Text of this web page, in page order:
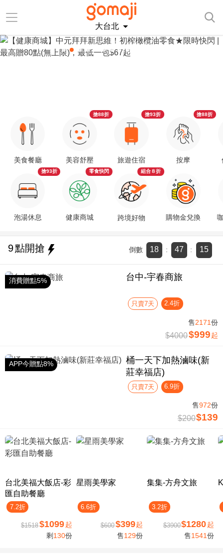
大台北
美食餐廳
泡湯休息
搶93折
美容舒壓
搶88折
健康商城
零食快閃
旅遊住宿
搶93折
跨境好物
組合８折
按摩
搶88折
購物金兌換
9點開搶 倒數 18 : 47 : 15
消費贈點5% 台中-宇春商旅
只賣7天 2.4折
售2171份
$4000$999 起
APP今贈點8%
桶一天下加熱滷味(新
莊幸福店)
只賣7天 6.9折
售972份
$200$139
台北美福大飯店-彩
匯自助餐廳
7.2折
$1518$1099 起
剩 130份
星雨美學家
6.6折
$600$399起
售129份
集集-方舟文旅
3.2折
$3900$1280 起
售1541份